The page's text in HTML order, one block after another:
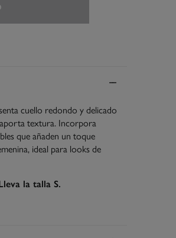
cuello redondo y delicado
textura. Incorpora
que añaden un toque
ideal para looks de
la talla S.